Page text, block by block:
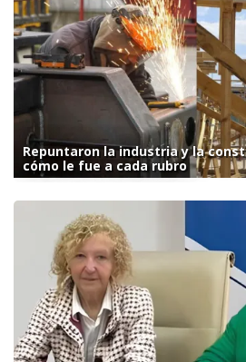
Repuntaron la industria y la
cómo le fue a cada rubro